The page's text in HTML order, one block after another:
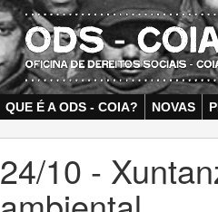
QUE É A ODS - COIA? NOVAS
24/10 -